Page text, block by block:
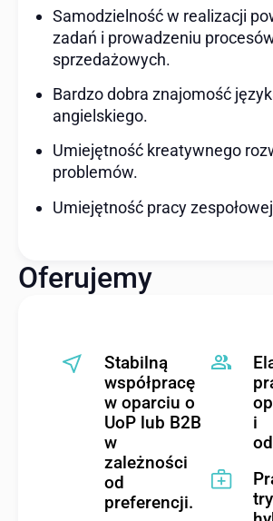
Samodzielność w realizacji
zadań i prowadzeniu
sprzedażowych.
Bardzo dobra znajomość
angielskiego.
Umiejętność kreatywnego
problemów.
Umiejętność pracy
Oferujemy
Stabilną
współpracę
w oparciu o
UoP lub B2B
w
zależności
od
preferencji.
i